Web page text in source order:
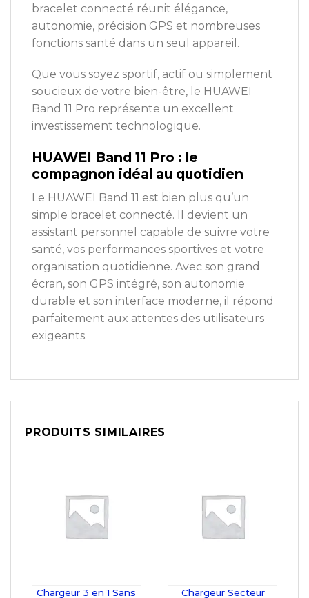
bracelet connecté réunit élégance,
autonomie, précision GPS et nombreuses
fonctions santé dans un seul appareil.
Que vous soyez sportif, actif ou simplement
soucieux de votre bien-être, le HUAWEI
Band 11 Pro représente un excellent
investissement technologique.
HUAWEI Band 11 Pro : le
compagnon idéal au quotidien
Le HUAWEI Band 11 est bien plus qu’un
simple bracelet connecté. Il devient un
assistant personnel capable de suivre votre
santé, vos performances sportives et votre
organisation quotidienne. Avec son grand
écran, son GPS intégré, son autonomie
durable et son interface moderne, il répond
parfaitement aux attentes des utilisateurs
exigeants.
PRODUITS SIMILAIRES
Chargeur 3 en 1 Sans
Chargeur Secteur